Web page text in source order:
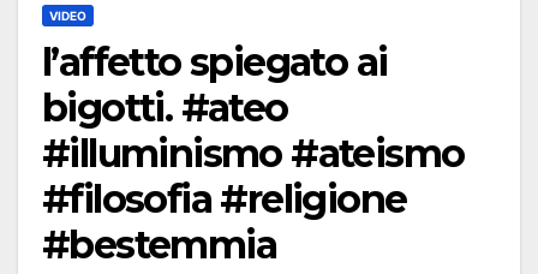
VIDEO
l’affetto spiegato ai
bigotti. #ateo
#illuminismo #ateismo
#filosofia #religione
#bestemmia